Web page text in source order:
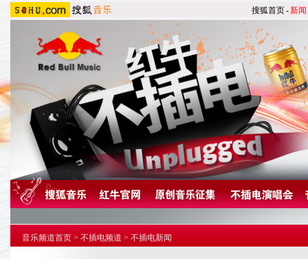
搜狐首页-新闻
音乐频道首页 > 不插电频道 > 不插电新闻